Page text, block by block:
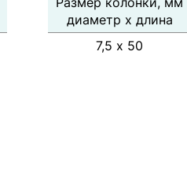
диаметр х длина
7,5 х 50